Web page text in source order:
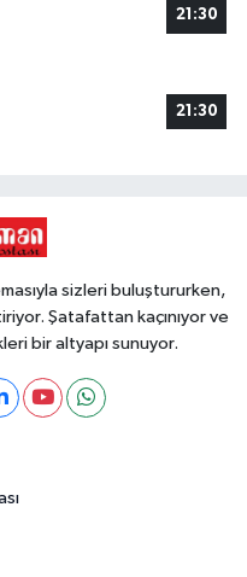
21:30
21:30
sizleri buluştururken,
Şatafattan kaçınıyor ve
bir altyapı sunuyor.